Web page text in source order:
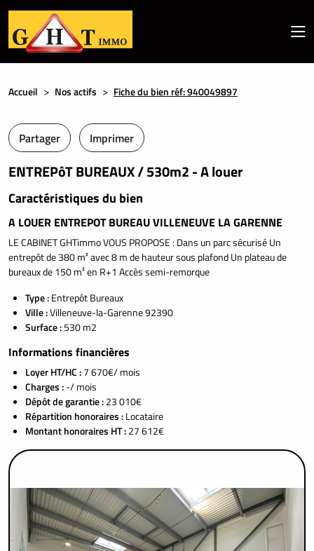
Accueil Nos actifs Fiche du bien réf: 940049897
ENTREPôT BUREAUX / 530m2 - A louer
Caractéristiques du bien
Partager Imprimer
A LOUER ENTREPOT BUREAU VILLENEUVE LA GARENNE
LE CABINET GHTimmo VOUS PROPOSE : Dans un parc sécurisé Un
entrepôt de 380 m² avec 8 m de hauteur sous plafond Un plateau de
bureaux de 150 m² en R+1 Accès semi-remorque
Type :Entrepôt Bureaux
Ville :Villeneuve-la-Garenne 92390
Surface :530 m2
Informations financières
Loyer HT/HC :7 670€/ mois
Charges :-/ mois
Dépôt de garantie :23 010€
Répartition honoraires :Locataire
Montant honoraires HT :27 612€